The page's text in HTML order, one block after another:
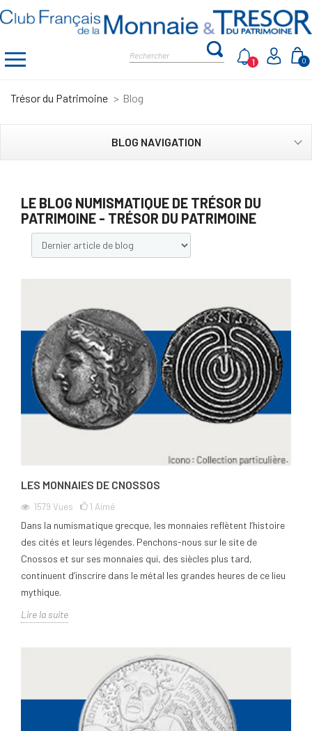
0
1
Trésor du Patrimoine Blog
BLOG NAVIGATION
LE BLOG NUMISMATIQUE DE TRÉSOR DU
PATRIMOINE - TRÉSOR DU PATRIMOINE
LES MONNAIES DE CNOSSOS
1579 Vues 1 Aimé
Dans la numismatique grecque, les monnaies reflètent l’histoire
des cités et leurs légendes. Penchons-nous sur le site de
Cnossos et sur ses monnaies qui, des siècles plus tard,
continuent d’inscrire dans le métal les grandes heures de ce lieu
mythique.
Lire la suite